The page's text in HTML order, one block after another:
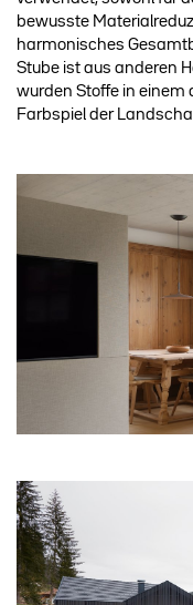
bewusste
harmonisches
Stube ist aus anderen
wurden Stoffe in einem
Farbspiel der